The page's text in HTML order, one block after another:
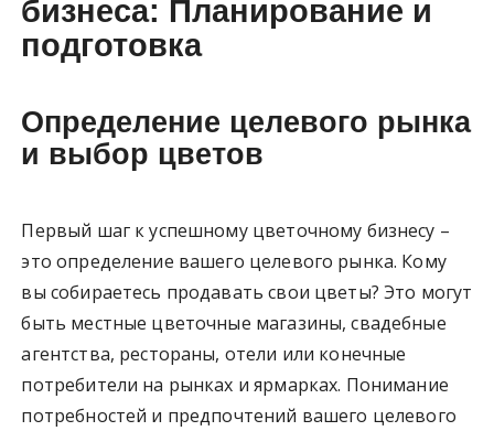
бизнеса: Планирование и
подготовка
Определение целевого рынка
и выбор цветов
Первый шаг к успешному цветочному бизнесу –
это определение вашего целевого рынка. Кому
вы собираетесь продавать свои цветы? Это могут
быть местные цветочные магазины, свадебные
агентства, рестораны, отели или конечные
потребители на рынках и ярмарках. Понимание
потребностей и предпочтений вашего целевого